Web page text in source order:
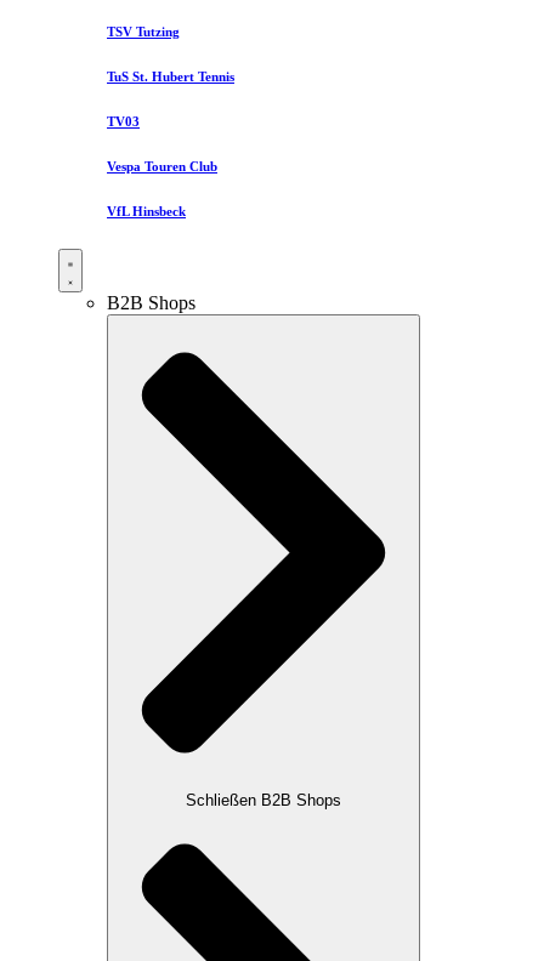
TSV Tutzing
TuS St. Hubert Tennis
TV03
Vespa Touren Club
VfL Hinsbeck
B2B Shops
Schließen B2B Shops